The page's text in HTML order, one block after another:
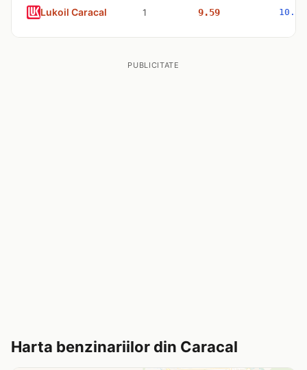
Lukoil Caracal 1 9.59 10.98
PUBLICITATE
Harta benzinariilor din Caracal